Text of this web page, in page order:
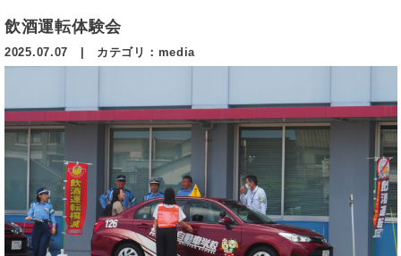
飲酒運転体験会
2025.07.07 | カテゴリ：media